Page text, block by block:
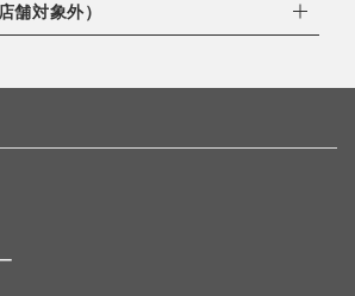
のAM9:00までにご連絡頂いた場合はキャ
ンセルが出来ない場合がございます。あら
。
舗対象外）
さい。